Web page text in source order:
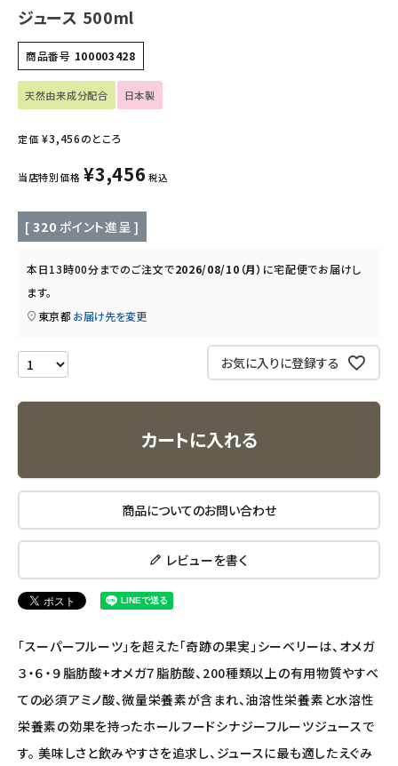
日用品雑貨
フェムケア
キッチン用品
ブランド
エコリュクス
エコメイト
コラム・スタッフのおすすめ
ご利用ガイド等
ジュース 500ml
商品番号 100003428
天然由来成分配合 日本製
定価 ¥3,456のところ
当店特別価格 ¥3,456 税込
[ 320 ポイント進呈 ]
本日13時00分までのご注文で2026/08/10（月） に宅配便でお届けし
ます。
東京都 お届け先を変更
お気に入りに登録する
カートに入れる
商品についてのお問い合わせ
レビューを書く
「スーパーフルーツ」を超えた「奇跡の果実」シーベリーは、オメガ
３・６・９脂肪酸+オメガ７脂肪酸、200種類以上の有用物質やすべ
ての必須アミノ酸、微量栄養素が含まれ、油溶性栄養素と水溶性
栄養素の効果を持ったホールフードシナジーフルーツジュースで
す。 美味しさと飲みやすさを追求し、ジュースに最も適したえぐみ